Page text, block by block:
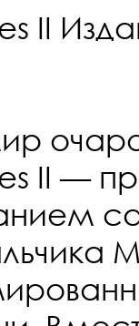
II
II —